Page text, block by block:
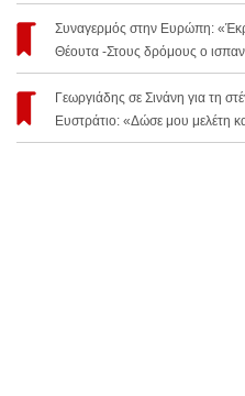
Συναγερμός στην Ευρώπη:
Θέουτα -Στους δρόμους ο
Γεωργιάδης σε Σινάνη για τη
Ευστράτιο: «Δώσε μου μελέτη